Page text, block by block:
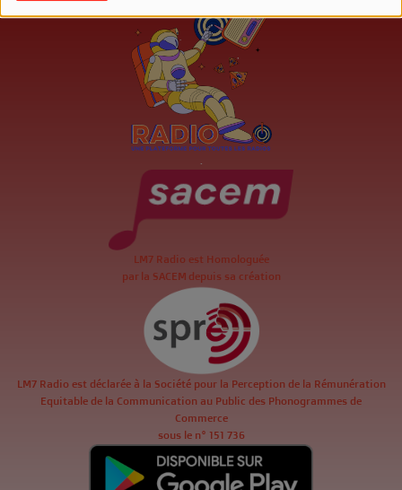
.
LM7 Radio est Homologuée
par la SACEM depuis sa création
LM7 Radio est déclarée à la Société pour la Perception de la Rémunération
Equitable de la Communication au Public des Phonogrammes de
Commerce
sous le n° 151 736